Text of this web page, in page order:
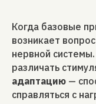
Когда базовые
возникает
нервной
различать
адаптацию —
справляться с